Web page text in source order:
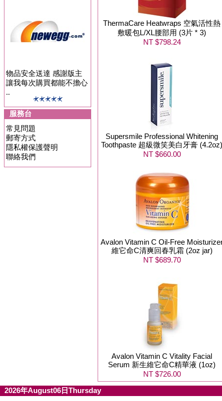
物品安全送達 感謝版主
讓我每次購買都能不擔心
..
服務台
常見問題
郵寄方式
隱私權保護聲明
聯絡我們
ThermaCare Heatwraps 空氣活性熱
敷暖包L/XL腰部用 (3片 * 3)
NT $798.24
Supersmile Professional Whitening
Toothpaste 超級微笑美白牙膏 (4.2oz)
NT $660.00
Avalon Vitamin C Oil-Free
維它命C清爽回春乳霜 (2oz jar)
NT $689.70
Avalon Vitamin C Vitality Facial
Serum 新生維它命C精華液 (1oz)
NT $726.00
2026年August06日Thursday